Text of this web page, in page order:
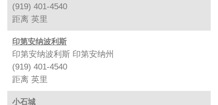
(919) 401-4540
距离 英里
印第安纳波利斯
印第安纳波利斯 印第安纳州
(919) 401-4540
距离 英里
小石城